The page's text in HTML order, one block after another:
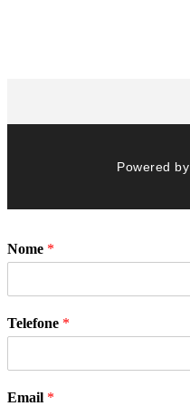
Powered by
Nome *
Telefone *
Email *